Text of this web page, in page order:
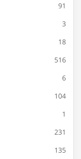
91
3
18
516
6
104
1
231
135